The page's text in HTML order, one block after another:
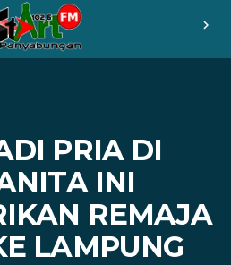
chevron_right
PRIA DI
INI
REMAJA
LAMPUNG